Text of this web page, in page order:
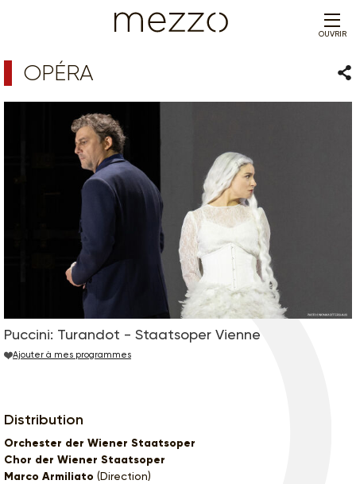
OUVRIR
OPÉRA
Puccini: Turandot - Staatsoper Vienne
Ajouter à mes programmes
Distribution
Orchester der Wiener Staatsoper
Chor der Wiener Staatsoper
Marco Armiliato (Direction)